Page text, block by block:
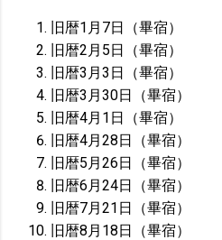
旧暦1月7日（畢宿）
旧暦2月5日（畢宿）
旧暦3月3日（畢宿）
旧暦3月30日（畢宿）
旧暦4月1日（畢宿）
旧暦4月28日（畢宿）
旧暦5月26日（畢宿）
旧暦6月24日（畢宿）
旧暦7月21日（畢宿）
旧暦8月18日（畢宿）